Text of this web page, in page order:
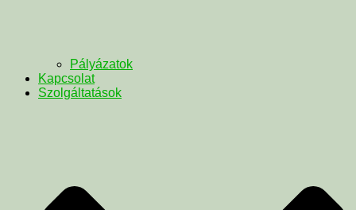
Pályázatok
Kapcsolat
Szolgáltatások